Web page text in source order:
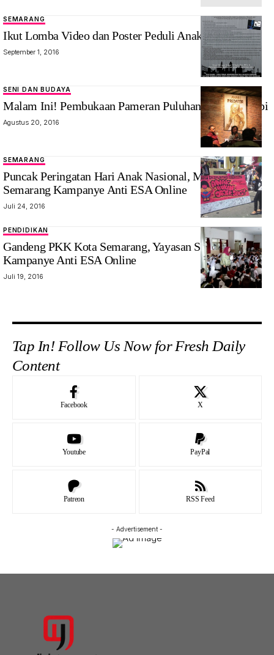
SEMARANG
Ikut Lomba Video dan Poster Peduli Anak Jalanan Yuk
September 1, 2016
SENI DAN BUDAYA
Malam Ini! Pembukaan Pameran Puluhan Lukisan Kopi
Agustus 20, 2016
SEMARANG
Puncak Peringatan Hari Anak Nasional, Masyarakat
Semarang Kampanye Anti ESA Online
Juli 24, 2016
PENDIDIKAN
Gandeng PKK Kota Semarang, Yayasan Setara
Kampanye Anti ESA Online
Juli 19, 2016
Tap In! Follow Us Now for Fresh Daily
Content
Facebook X
Youtube PayPal
Patreon RSS Feed
- Advertisement -